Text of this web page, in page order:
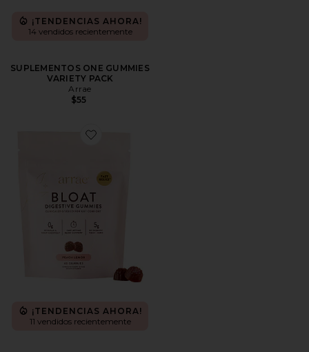
¡TENDENCIAS AHORA!
14 vendidos recientemente
SUPLEMENTOS ONE GUMMIES
VARIETY PACK
Arrae
$55
Favorite SUPLEMENTOS BLOAT GUMMIES
¡TENDENCIAS AHORA!
11 vendidos recientemente